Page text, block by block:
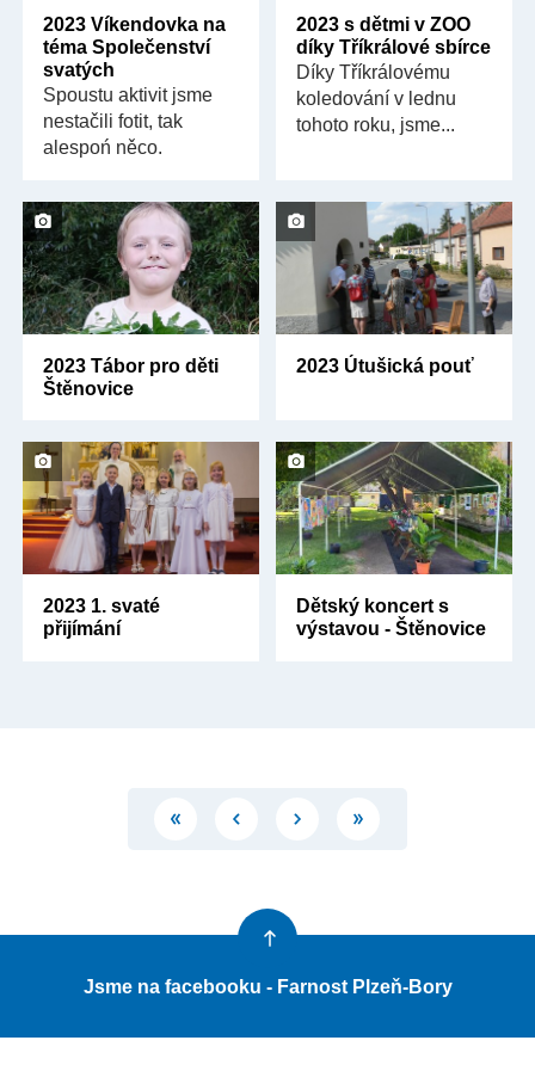
2023 Víkendovka na
téma Společenství
svatých
Spoustu aktivit jsme
nestačili fotit, tak
alespoń něco.
2023 s dětmi v ZOO
díky Tříkrálové sbírce
Díky Tříkrálovému
koledování v lednu
tohoto roku, jsme...
2023 Tábor pro děti
Štěnovice
2023 Útušická pouť
2023 1. svaté
přijímání
Dětský koncert s
výstavou - Štěnovice
Jsme na facebooku - Farnost Plzeň-Bory